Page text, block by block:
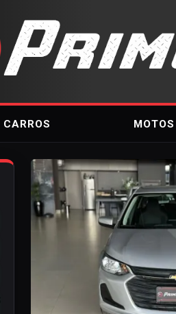
CARROS MOTOS